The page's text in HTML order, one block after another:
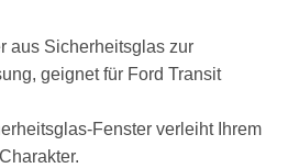
aus Sicherheitsglas zur
geignet für Ford Transit
Fenster verleiht Ihrem